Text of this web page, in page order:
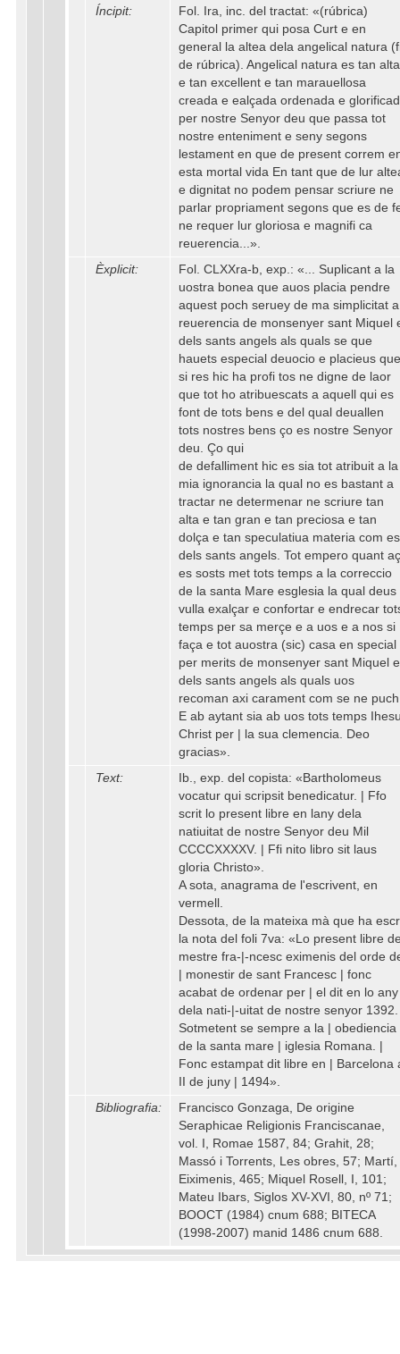
Íncipit:
Fol. Ira, inc. del tractat: «(rúbrica)
Capitol primer qui posa Curt e en
general la altea dela angelical natura
de rúbrica). Angelical natura es tan alta
e tan excellent e tan marauellosa
creada e ealçada ordenada e
per nostre Senyor deu que passa tot
nostre enteniment e seny segons
lestament en que de present correm
esta mortal vida En tant que de lur
e dignitat no podem pensar scriure ne
parlar propriament segons que es de
ne requer lur gloriosa e magnifi ca
reuerencia...».
Èxplicit:
Fol. CLXXra-b, exp.: «... Suplicant a la
uostra bonea que auos placia pendre
aquest poch seruey de ma simplicitat a
reuerencia de monsenyer sant Miquel
dels sants angels als quals se que
hauets especial deuocio e placieus que
si res hic ha profi tos ne digne de laor
que tot ho atribuescats a aquell qui es
font de tots bens e del qual deuallen
tots nostres bens ço es nostre Senyor
deu. Ço qui
de defalliment hic es sia tot atribuit a la
mia ignorancia la qual no es bastant a
tractar ne determenar ne scriure tan
alta e tan gran e tan preciosa e tan
dolça e tan speculatiua materia com es
dels sants angels. Tot empero quant
es sosts met tots temps a la correccio
de la santa Mare esglesia la qual deus
vulla exalçar e confortar e endrecar
temps per sa merçe e a uos e a nos si
faça e tot auostra (sic) casa en special
per merits de monsenyer sant Miquel e
dels sants angels als quals uos
recoman axi carament com se ne
E ab aytant sia ab uos tots temps
Christ per | la sua clemencia. Deo
gracias».
Text:
Ib., exp. del copista: «Bartholomeus
vocatur qui scripsit benedicatur. | Ffo
scrit lo present libre en lany dela
natiuitat de nostre Senyor deu Mil
CCCCXXXXV. | Ffi nito libro sit laus
gloria Christo».
A sota, anagrama de l'escrivent, en
vermell.
Dessota, de la mateixa mà que ha
la nota del foli 7va: «Lo present libre
mestre fra-|-ncesc eximenis del orde
| monestir de sant Francesc | fonc
acabat de ordenar per | el dit en lo any
dela nati-|-uitat de nostre senyor 1392.
Sotmetent se sempre a la | obediencia
de la santa mare | iglesia Romana. |
Fonc estampat dit libre en | Barcelona
II de juny | 1494».
Bibliografia:
Francisco Gonzaga, De origine
Seraphicae Religionis Franciscanae,
vol. I, Romae 1587, 84; Grahit, 28;
Massó i Torrents, Les obres, 57; Martí,
Eiximenis, 465; Miquel Rosell, I, 101;
Mateu Ibars, Siglos XV-XVI, 80, nº 71;
BOOCT (1984) cnum 688; BITECA
(1998-2007) manid 1486 cnum 688.